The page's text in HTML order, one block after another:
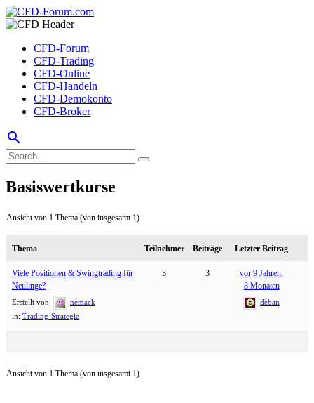
CFD-Forum
CFD-Trading
CFD-Online
CFD-Handeln
CFD-Demokonto
CFD-Broker
search
Basiswertkurse
Ansicht von 1 Thema (von insgesamt 1)
Thema Teilnehmer Beiträge Letzter Beitrag
Viele Positionen & Swingtrading für
Neulinge?
Erstellt von:
nemack
in: Trading-Strategie
3 3
vor 9 Jahren,
8 Monaten
deban
Ansicht von 1 Thema (von insgesamt 1)